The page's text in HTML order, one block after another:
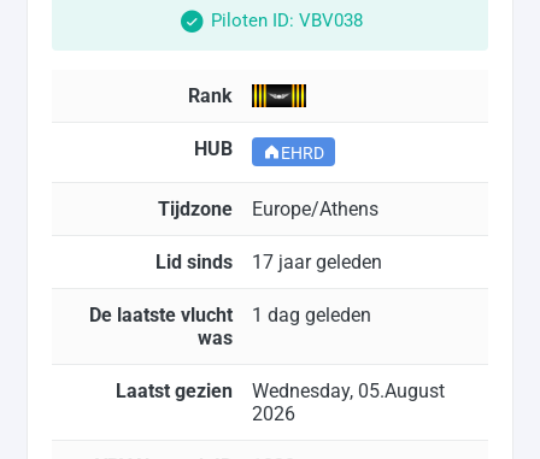
Piloten ID: VBV038
Rank
HUB EHRD
Tijdzone Europe/Athens
Lid sinds 17 jaar geleden
De laatste vlucht
was
1 dag geleden
Laatst gezien
Wednesday, 05.August
2026